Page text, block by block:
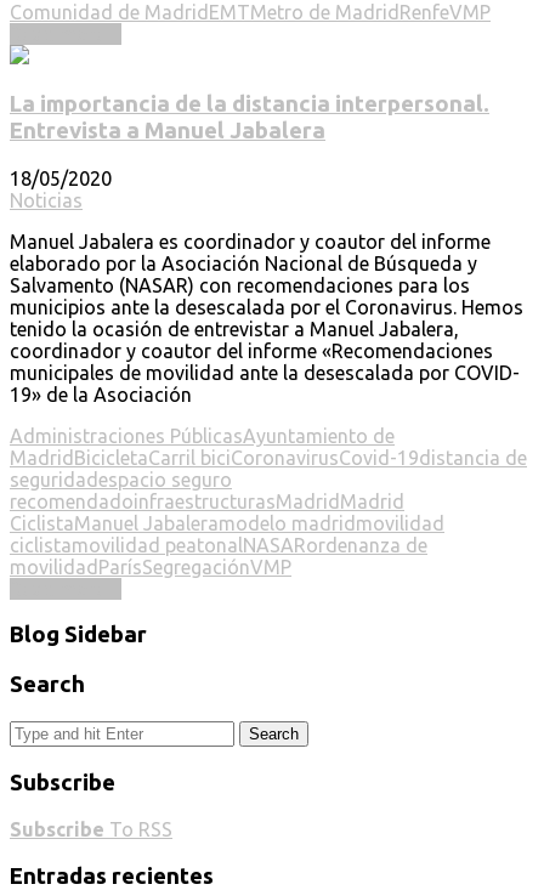
Comunidad de Madrid EMTMetro de Madrid RenfeVMP
La importancia de la distancia interpersonal.
Entrevista a Manuel Jabalera
18/05/2020
Noticias
Manuel Jabalera es coordinador y coautor del informe
elaborado por la Asociación Nacional de Búsqueda y
Salvamento (NASAR) con recomendaciones para los
municipios ante la desescalada por el Coronavirus. Hemos
tenido la ocasión de entrevistar a Manuel Jabalera,
coordinador y coautor del informe «Recomendaciones
municipales de movilidad ante la desescalada por COVID-
19» de la Asociación
Administraciones PúblicasAyuntamiento de
Madrid BicicletaCarril biciCoronavirusCovid-19distancia de
seguridadespacio seguro
recomendadoinfraestructurasMadrid Madrid
CiclistaManuel Jabaleramodelo madrid movilidad
ciclistamovilidad peatonal NASARordenanza de
movilidad ParísSegregaciónVMP
Blog Sidebar
Search
Search
Subscribe
Subscribe To RSS
Entradas recientes